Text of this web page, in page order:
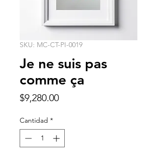
SKU: MC-CT-PI-0019
Je ne suis pas
comme ça
$9,280.00Precio
Cantidad *